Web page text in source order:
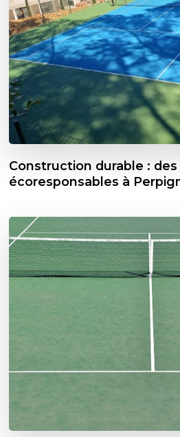
Construction durable :
écoresponsables à